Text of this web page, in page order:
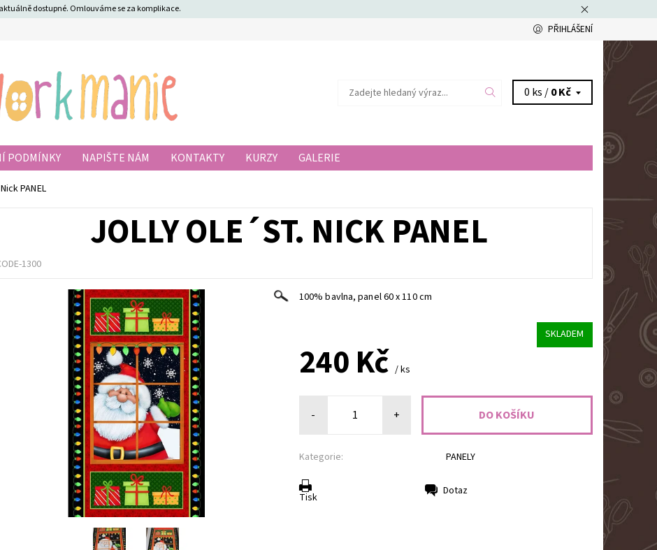
dostupné. Omlouváme se za komplikace.
PŘIHLÁŠENÍ
0 ks /0 Kč
PODMÍNKY NAPIŠTE NÁM KONTAKTY KURZY GALERIE
PANEL
JOLLY OLE´ST. NICK PANEL
1300
100% bavlna, panel 60 x 110 cm
SKLADEM
240 Kč / ks
- +
Kategorie: PANELY
Tisk Dotaz